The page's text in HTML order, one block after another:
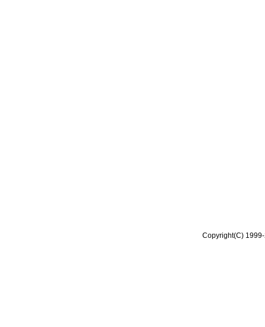
Copyright(C)